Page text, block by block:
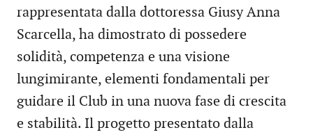
rappresentata dalla dottoressa Giusy Anna
Scarcella, ha dimostrato di possedere
solidità, competenza e una visione
lungimirante, elementi fondamentali per
guidare il Club in una nuova fase di crescita
e stabilità. Il progetto presentato dalla